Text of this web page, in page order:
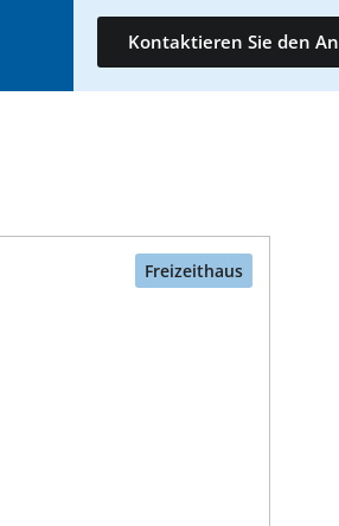
Kontaktieren Sie den
Freizeithaus